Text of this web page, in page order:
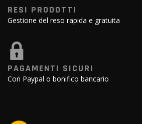
RESI PRODOTTI
Gestione del reso rapida e gratuita
PAGAMENTI SICURI
Con Paypal o bonifico bancario